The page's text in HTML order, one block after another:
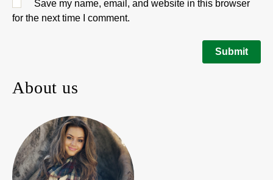
Save my name, email, and website in this browser
for the next time I comment.
About us